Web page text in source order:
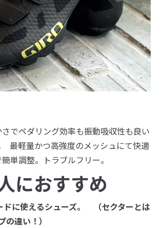
でペダリング効率も振動吸収性も良い
最軽量かつ高強度のメッシュにて快適
単調整。トラブルフリー。
におすすめ
ドに使えるシューズ。 （セクターとは
違い！）